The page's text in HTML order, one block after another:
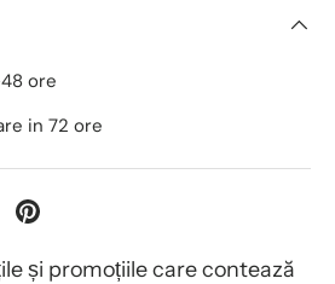
ore
in 72 ore
și promoțiile care contează